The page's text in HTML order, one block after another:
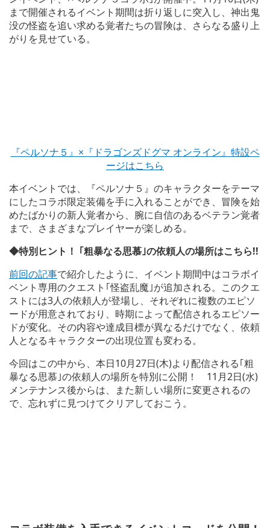
まで開催されるイベント期間は折り返しに突入し、神出鬼
没の怪盗を追い求める覚者たちの冒険は、さらなる盛り上
がりを見せている。
『ペルソナ５』×『ドラゴンズドグマ オンライン』特設ペ
ージはこちら
本イベントでは、『ペルソナ５』のキャラクターをテーマ
にしたコラボ限定装備を手に入れることができ、冒険を始
めたばかりの新人覚者から、腕に自信のあるベテラン覚者
まで、さまざまなプレイヤーが楽しめる。
◆特別ヒント！ ｢粗暴なる思慕｣の依頼人の場所はこちら!!
前回の記事で紹介したように、イベント期間中はコラボイ
ベント専用のクエスト｢怪盗乱魔｣が追加される。このクエ
ストには3人の依頼人が登場し、それぞれに複数のエピソ
ードが用意されており、時期によって配信されるエピソー
ドが変化。その内容や達成目標が異なるだけでなく、依頼
人となるキャラクターの出現位置も変わる。
今回はこの中から、本日10月27日(木)より配信される｢粗
暴なる思慕｣の依頼人の場所を特別に公開！ 11月2日(水)
メンテナンス後からは、また新しい場所に変更されるの
で、忘れずに見つけてクリアしておこう。